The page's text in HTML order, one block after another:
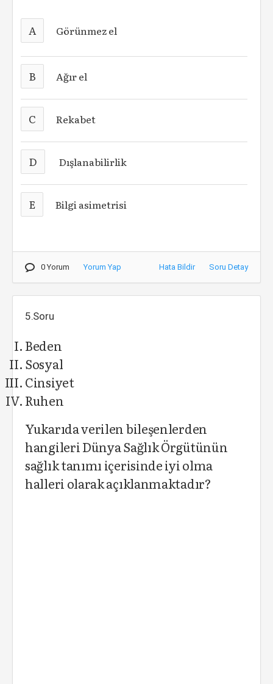
A Görünmez el
B Ağır el
C Rekabet
D Dışlanabilirlik
E Bilgi asimetrisi
0 Yorum Yorum Yap Hata Bildir Soru Detay
5.Soru
Beden
Sosyal
Cinsiyet
Ruhen
Yukarıda verilen bileşenlerden
hangileri Dünya Sağlık Örgütünün
sağlık tanımı içerisinde iyi olma
halleri olarak açıklanmaktadır?